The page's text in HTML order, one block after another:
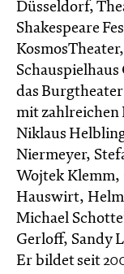
Düsseldorf,
Shakespeare
das
mit zahlreichen
Niklaus
Niermeyer,
Wojtek Klemm,
Hauswirt,
Michael
Gerloff, Sandy
Er bildet seit